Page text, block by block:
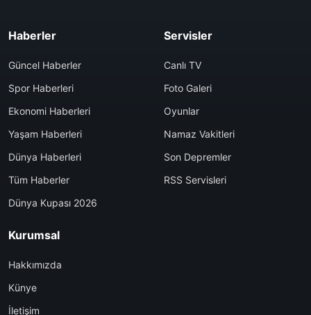
Haberler
Güncel Haberler
Spor Haberleri
Ekonomi Haberleri
Yaşam Haberleri
Dünya Haberleri
Tüm Haberler
Dünya Kupası 2026
Servisler
Canlı TV
Foto Galeri
Oyunlar
Namaz Vakitleri
Son Depremler
RSS Servisleri
Kurumsal
Hakkımızda
Künye
İletişim